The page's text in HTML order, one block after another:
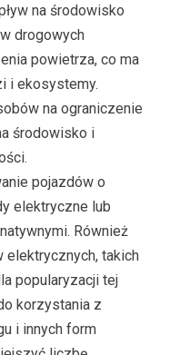
na środowisko
drogowych
powietrza, co ma
i ekosystemy.
na ograniczenie
środowisko i
pojazdów o
elektryczne lub
Również
elektrycznych, takich
popularyzacji tej
korzystania z
i innych form